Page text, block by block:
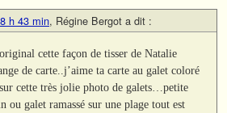
h 43 min, Régine Bergot a dit :
cette façon de tisser de Natalie
de carte..j’aime ta carte au galet coloré
cette très jolie photo de galets…petite
ou galet ramassé sur une plage tout est